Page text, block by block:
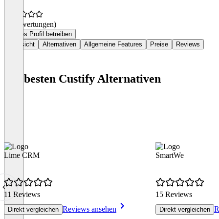
(0 Bewertungen)
Dieses Profil betreiben
Übersicht
Alternativen Allgemeine Features Preise Reviews
Die besten Custify Alternativen
Lime CRM
11 Reviews
Direkt vergleichen Reviews ansehen
SmartWe
15 Reviews
Direkt vergleichen